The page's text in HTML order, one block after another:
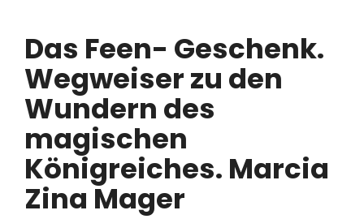
Das Feen- Geschenk.
Wegweiser zu den
Wundern des
magischen
Königreiches. Marcia
Zina Mager